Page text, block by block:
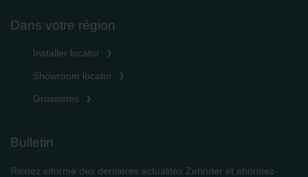
Dans votre région
Installer locator
Showroom locator
Grossistes
Bulletin
Restez informé des dernières actualités Zehnder et abonnez-